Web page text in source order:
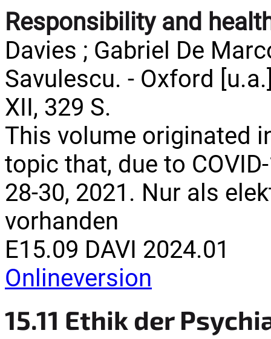
Responsibility and
Davies ; Gabriel De
Savulescu. - Oxford
XII, 329 S.
This volume originated
topic that, due to
28-30, 2021. Nur als
vorhanden
E15.09 DAVI 2024.01
Onlineversion
15.11 Ethik der